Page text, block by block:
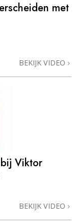
met
BEKIJK VIDEO
Viktor
BEKIJK VIDEO